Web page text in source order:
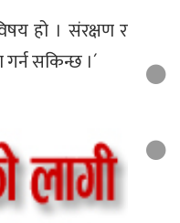
हो । संरक्षण र
सकिन्छ ।´